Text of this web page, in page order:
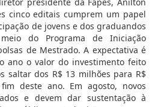
cinco editais cumprem um papel
de jovens e dos graduandos
do Programa de Iniciação
de Mestrado. A expectativa é
ano o valor do investimento feito
saltar dos R$ 13 milhões para R$
deste ano. Em agosto, novos
e devem dar sustentação à